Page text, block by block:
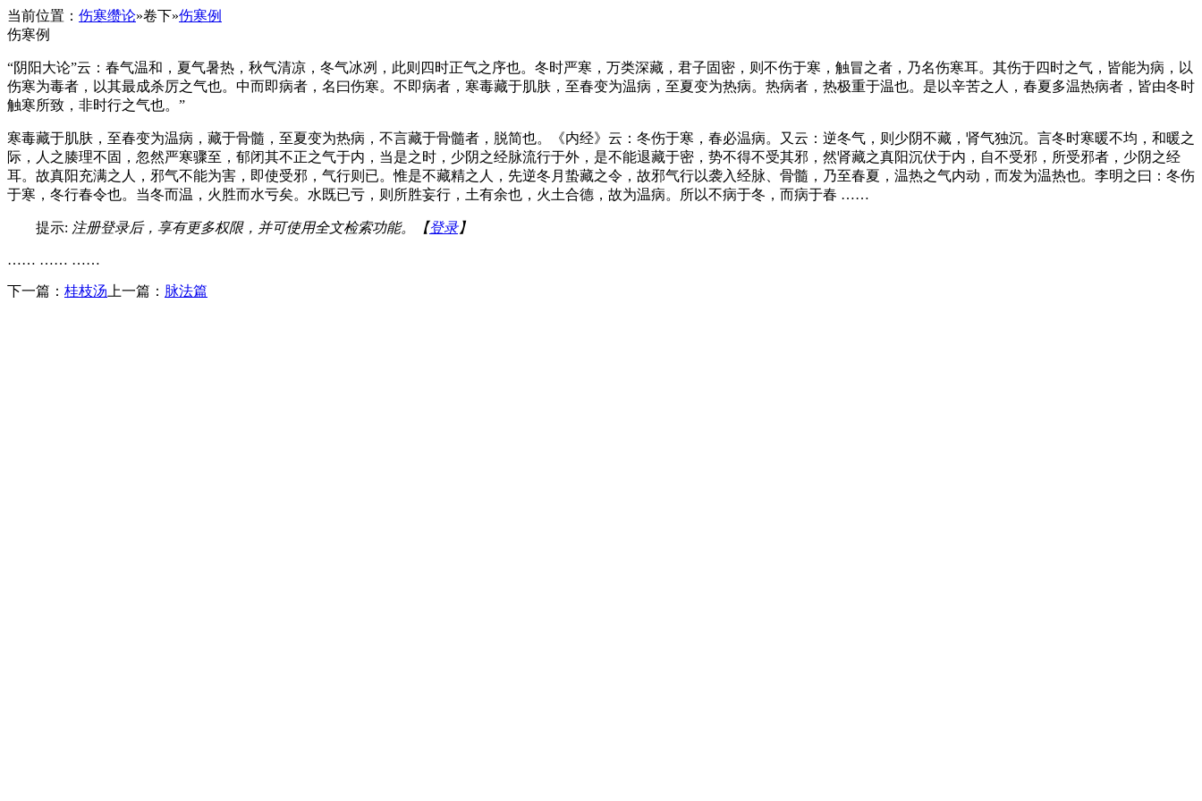
当前位置： 伤寒缵论»卷下»伤寒例
伤寒例
“阴阳大论”云：春气温和，夏气暑热，秋气清凉，冬气冰冽，此则四时正气之序也。冬时严寒，万类深藏，君子固密，则不伤于寒，触冒之者，乃名伤寒耳。其伤于四时之气，皆能为病，以
伤寒为毒者，以其最成杀厉之气也。中而即病者，名曰伤寒。不即病者，寒毒藏于肌肤，至春变为温病，至夏变为热病。热病者，热极重于温也。是以辛苦之人，春夏多温热病者，皆由冬时
触寒所致，非时行之气也。”
寒毒藏于肌肤，至春变为温病，藏于骨髓，至夏变为热病，不言藏于骨髓者，脱简也。《内经》云：冬伤于寒，春必温病。又云：逆冬气，则少阴不藏，肾气独沉。言冬时寒暖不均，和暖之
际，人之腠理不固，忽然严寒骤至，郁闭其不正之气于内，当是之时，少阴之经脉流行于外，是不能退藏于密，势不得不受其邪，然肾藏之真阳沉伏于内，自不受邪，所受邪者，少阴之经
耳。故真阳充满之人，邪气不能为害，即使受邪，气行则已。惟是不藏精之人，先逆冬月蛰藏之令，故邪气行以袭入经脉、骨髓，乃至春夏，温热之气内动，而发为温热也。李明之曰：冬伤
于寒，冬行春令也。当冬而温，火胜而水亏矣。水既已亏，则所胜妄行，土有余也，火土合德，故为温病。所以不病于冬，而病于春 ……
提示: 注册登录后，享有更多权限，并可使用全文检索功能。【登录】
…… …… ……
下一篇： 桂枝汤 上一篇： 脉法篇